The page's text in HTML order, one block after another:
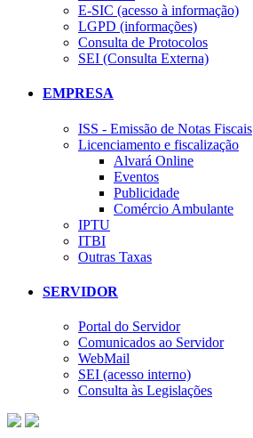
E-SIC (acesso à informação)
LGPD (informações)
Consulta de Protocolos
SEI (Consulta Externa)
EMPRESA
ISS - Emissão de Notas Fiscais
Licenciamento e fiscalização
Alvará Online
Eventos
Publicidade
Comércio Ambulante
IPTU
ITBI
Outras Taxas
SERVIDOR
Portal do Servidor
Comunicados ao Servidor
WebMail
SEI (acesso interno)
Consulta às Legislações